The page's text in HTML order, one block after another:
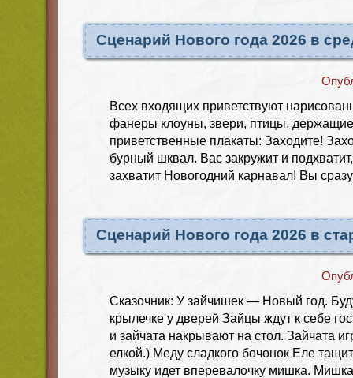
Сценарий Нового года 2026 в
Всех входящих приветствуют
фанеры клоуны, звери, птицы, держащие
приветственные плакаты: Заходите!
бурный шквал. Вас закружит и
захватит Новогодний карнавал! Вы
Сценарий Нового года 2026 в
Сказочник: У зайчишек — Новый год.
крылечке у дверей Зайцы ждут к себе
и зайчата накрывают на стол. Зайчата
елкой.) Меду сладкого бочонок Еле
музыку идет вперевалочку мишка.